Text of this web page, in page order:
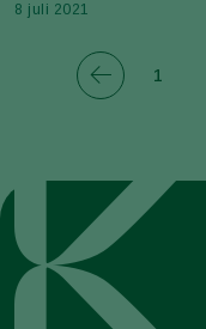
8 juli 2021
1